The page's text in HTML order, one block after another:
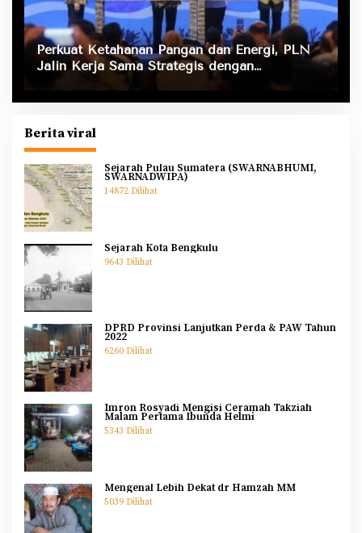
Perkuat Ketahanan Pangan dan Energi, PLN
Jalin Kerja Sama Strategis dengan
Berita viral
Sejarah Pulau Sumatera (SWARNABHUMI,
SWARNADWIPA)
14872 Dilihat
Sejarah Kota Bengkulu
9643 Dilihat
DPRD Provinsi Lanjutkan Perda & PAW Tahun
2022
6260 Dilihat
Imron Rosyadi Mengisi Ceramah Takziah
Malam Pertama Ibunda Helmi
5343 Dilihat
Mengenal Lebih Dekat dr Hamzah MM
5039 Dilihat